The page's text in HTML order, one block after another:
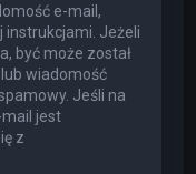
e-mail,
instrukcjami. Jeżeli
być może został
wiadomość
Jeśli na
jest
z